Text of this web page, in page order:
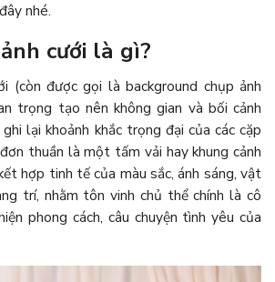
nhé.
cưới là gì?
(còn được gọi là background chụp ảnh
trọng tạo nên không gian và bối cảnh
lại khoảnh khắc trọng đại của các cặp
thuần là một tấm vải hay khung cảnh
hợp tinh tế của màu sắc, ánh sáng, vật
trí, nhằm tôn vinh chủ thể chính là cô
phong cách, câu chuyện tình yêu của